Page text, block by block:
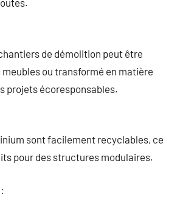
de démolition peut être
ou transformé en matière
projets écoresponsables.
sont facilement recyclables, ce
pour des structures modulaires.